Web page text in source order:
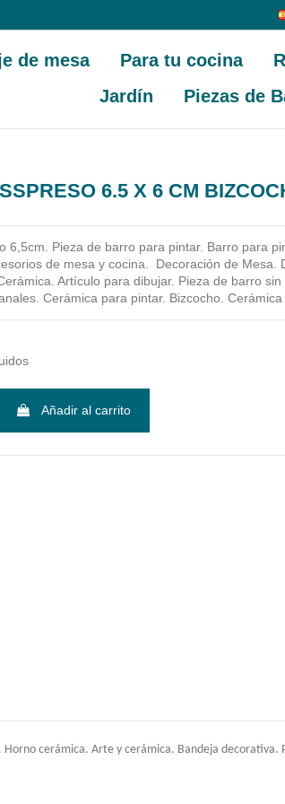
de mesa Para tu cocina
Jardín
Piezas de
6.5 X 6 CM
6,5cm.
Pieza de barro para pintar. Barro para
de mesa y cocina.
Decoración de Mesa.
Artículo para dibujar. Pieza de barro sin
Cerámica para pintar. Bizcocho. Cerámica
Añadir al carrito
cerámica. Arte y cerámica. Bandeja